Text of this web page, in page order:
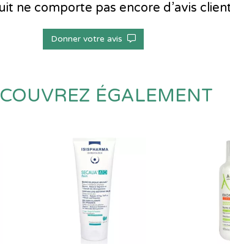
ne comporte pas encore d’avis
Donner votre avis
ÉGALEMENT